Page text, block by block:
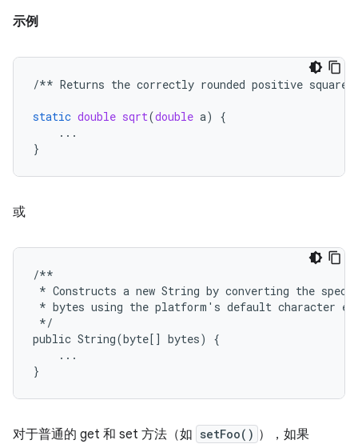
示例
/** Returns the correctly rounded positive square
static double sqrt(double a)
{
...
}
或
/**
* Constructs a new String by converting the
* bytes using the platform ' s default character
*/
public String(byte[] bytes)
{
...
}
对于普通的 get 和 set 方法（如 setFoo() ），如果